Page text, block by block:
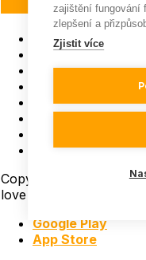
Pojišťovna roku
ISO 9001
Všeobecná
Mapa webu
YouTube
Copyright © 2026
love
Google Play
App Store
zajištění fungování
zlepšení a
Zjistit více